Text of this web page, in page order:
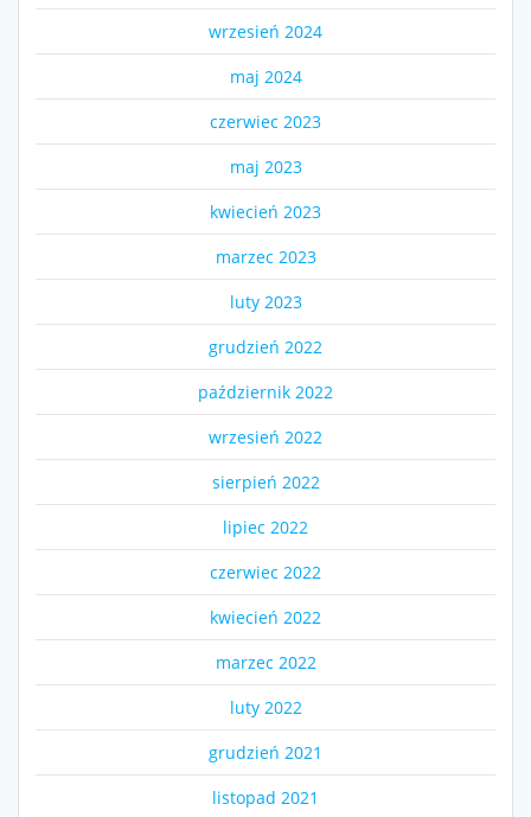
wrzesień 2024
maj 2024
czerwiec 2023
maj 2023
kwiecień 2023
marzec 2023
luty 2023
grudzień 2022
październik 2022
wrzesień 2022
sierpień 2022
lipiec 2022
czerwiec 2022
kwiecień 2022
marzec 2022
luty 2022
grudzień 2021
listopad 2021